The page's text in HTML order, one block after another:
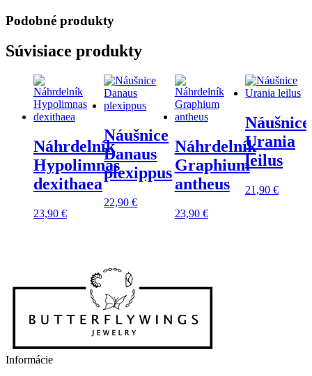
Podobné produkty
Súvisiace produkty
Náhrdelník
Hypolimnas
dexithaea
23,90 €
Náušnice
Danaus
plexippus
22,90€
Náhrdelník
Graphium
antheus
23,90 €
Náušnice
Urania
leilus
21,90 €
Informácie